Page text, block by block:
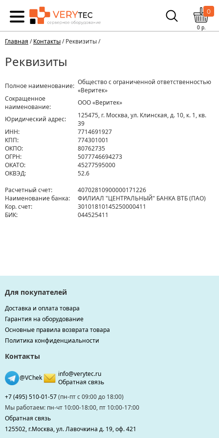
0
0р.
Главная /Контакты/ Реквизиты /
Реквизиты
Полное наименование: Общество с ограниченной ответственностью
«Веритек»
Сокращенное
наименование:
ООО «Веритек»
Юридический адрес:
125475, г. Москва, ул. Клинская, д. 10, к. 1, кв.
39
ИНН:
7714691927
КПП:
774301001
ОКПО:
80762735
ОГРН:
5077746694273
ОКАТО:
45277595000
ОКВЭД:
52.6
Расчетный счет:
40702810900000171226
Наименование банка:
ФИЛИАЛ "ЦЕНТРАЛЬНЫЙ" БАНКА ВТБ (ПАО)
Кор. счет:
30101810145250000411
БИК:
044525411
Для покупателей
Доставка и оплата товара
Гарантия на оборудование
Основные правила возврата товара
Политика конфиденциальности
Контакты
@VChek
info@verytec.ru
Обратная связь
+7 (495) 510-01-57(пн-пт с 09:00 до 18:00)
Мы работаем: пн-чт 10:00-18:00, пт 10:00-17:00
Обратная связь
125502, г.Москва, ул. Лавочкина д. 19, оф. 421